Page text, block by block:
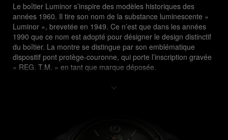
Le boîtier Luminor s’inspire des modèles historiques des
années 1960. Il tire son nom de la substance luminescente «
Luminor », brevetée en 1949. Ce n’est que dans les années
1990 que ce nom est adopté pour désigner le design distinctif
du boîtier. La montre se distingue par son emblématique
dispositif pont protège-couronne, qui porte l’inscription gravée
« REG. T.M. » en tant que marque déposée.